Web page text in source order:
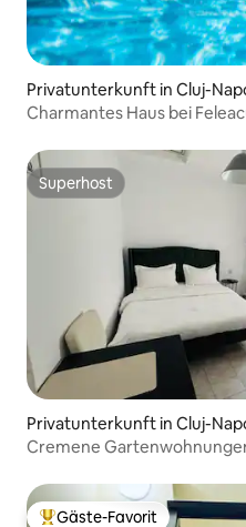
Privatunterkunft in Cluj-
nia
Charmantes Haus bei
Superhost
Superhost
Privatunterkunft in Cluj-
Cremene
Gäste-Favorit